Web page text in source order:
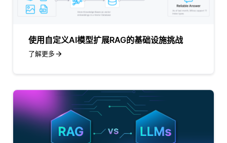
使用自定义AI模型扩展RAG的基础设施挑战
了解更多